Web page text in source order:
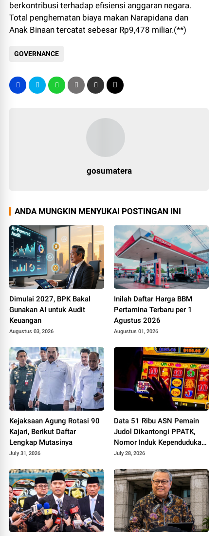
berkontribusi terhadap efisiensi anggaran negara.
Total penghematan biaya makan Narapidana dan
Anak Binaan tercatat sebesar Rp9,478 miliar.(**)
GOVERNANCE
gosumatera
ANDA MUNGKIN MENYUKAI POSTINGAN INI
Dimulai 2027, BPK Bakal
Gunakan AI untuk Audit
Keuangan
Augustus 03, 2026
Inilah Daftar Harga BBM
Pertamina Terbaru per 1
Agustus 2026
Augustus 01, 2026
Kejaksaan Agung Rotasi 90
Kajari, Berikut Daftar
Lengkap Mutasinya
July 31, 2026
Data 51 Ribu ASN Pemain
Judol Dikantongi PPATK,
Nomor Induk Kependudukan
Terlacak
July 28, 2026